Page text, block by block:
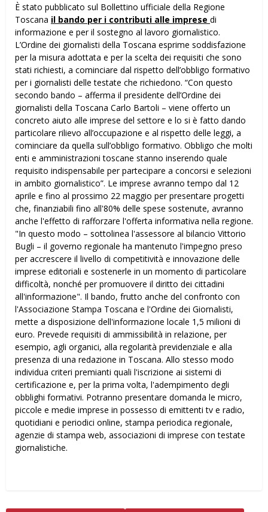
È stato pubblicato sul Bollettino ufficiale della Regione
Toscana il bando per i contributi alle imprese di
informazione e per il sostegno al lavoro giornalistico.
L’Ordine dei giornalisti della Toscana esprime soddisfazione
per la misura adottata e per la scelta dei requisiti che sono
stati richiesti, a cominciare dal rispetto dell’obbligo formativo
per i giornalisti delle testate che richiedono. “Con questo
secondo bando – afferma il presidente dell’Ordine dei
giornalisti della Toscana Carlo Bartoli – viene offerto un
concreto aiuto alle imprese del settore e lo si è fatto dando
particolare rilievo all’occupazione e al rispetto delle leggi, a
cominciare da quella sull’obbligo formativo. Obbligo che molti
enti e amministrazioni toscane stanno inserendo quale
requisito indispensabile per partecipare a concorsi e selezioni
in ambito giornalistico”. Le imprese avranno tempo dal 12
aprile e fino al prossimo 22 maggio per presentare progetti
che, finanziabili fino all'80% delle spese sostenute, avranno
anche l'effetto di rafforzare l'offerta informativa nella regione.
"In questo modo – sottolinea l'assessore al bilancio Vittorio
Bugli – il governo regionale ha mantenuto l'impegno preso
per accrescere il livello di competitività e innovazione delle
imprese editoriali e sostenerle in un momento di particolare
difficoltà, nonché per promuovere il diritto dei cittadini
all'informazione". Il bando, frutto anche del confronto con
l'Associazione Stampa Toscana e l'Ordine dei Giornalisti,
mette a disposizione dell'informazione locale 1,5 milioni di
euro. Prevede requisiti di ammissibilità in relazione, per
esempio, agli organici, alla regolarità previdenziale e alla
presenza di una redazione in Toscana. Allo stesso modo
individua criteri premianti quali l'iscrizione ai sistemi di
certificazione e, per la prima volta, l'adempimento degli
obblighi formativi. Potranno presentare domanda le micro,
piccole e medie imprese in possesso di emittenti tv e radio,
quotidiani e periodici online, stampa periodica regionale,
agenzie di stampa web, associazioni di imprese con testate
giornalistiche.